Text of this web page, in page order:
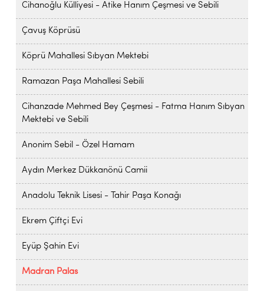
Cihanoğlu Külliyesi - Atike Hanım Çeşmesi ve Sebili
Çavuş Köprüsü
Köprü Mahallesi Sıbyan Mektebi
Ramazan Paşa Mahallesi Sebili
Cihanzade Mehmed Bey Çeşmesi - Fatma Hanım Sıbyan
Mektebi ve Sebili
Anonim Sebil - Özel Hamam
Aydın Merkez Dükkanönü Camii
Anadolu Teknik Lisesi - Tahir Paşa Konağı
Ekrem Çiftçi Evi
Eyüp Şahin Evi
Madran Palas